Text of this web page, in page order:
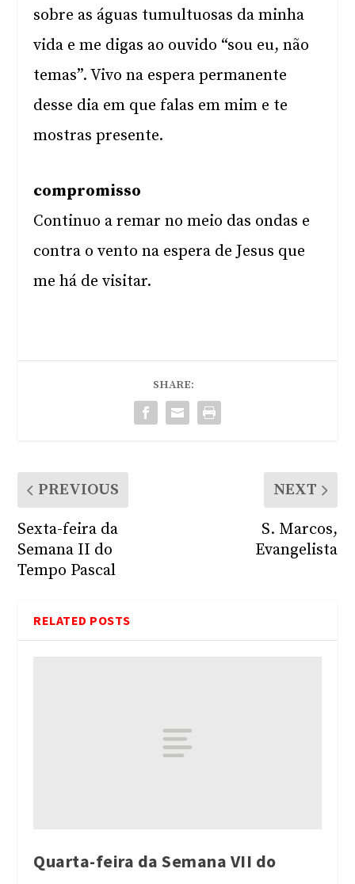
sobre as águas tumultuosas da minha
vida e me digas ao ouvido “sou eu, não
temas”. Vivo na espera permanente
desse dia em que falas em mim e te
mostras presente.
compromisso
Continuo a remar no meio das ondas e
contra o vento na espera de Jesus que
me há de visitar.
SHARE:
PREVIOUS
Sexta-feira da
Semana II do
Tempo Pascal
NEXT
S. Marcos,
Evangelista
RELATED POSTS
Quarta-feira da Semana VII do